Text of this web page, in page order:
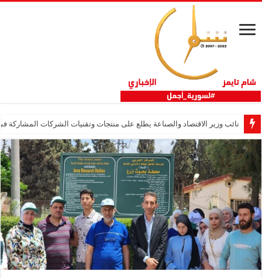
نائب وزير الاقتصاد والصناعة يطلع على منتجات وتقنيات الشركات المشاركة في